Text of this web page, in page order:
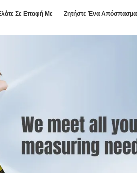
Σε Επαφή Με Ζητήστε Ένα Απόσπασμα